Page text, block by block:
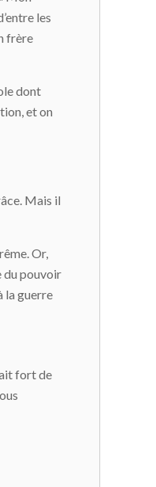
les
frère
dont
et on
Mais il
Or,
du pouvoir
la guerre
fort de